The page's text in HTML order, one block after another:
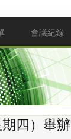
會議紀錄
四）舉